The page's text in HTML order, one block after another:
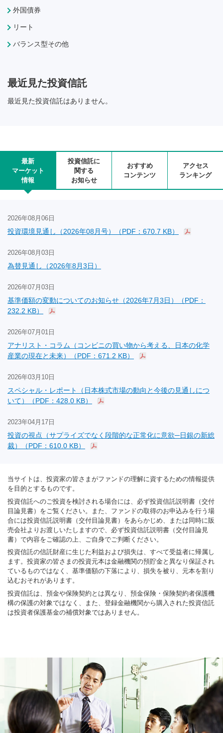
外国債券
リート
バランス型その他
最近見た投資信託
最近見た投資信託はありません。
最新
マーケット
情報
投資信託に
関する
お知らせ
おすすめ
コンテンツ
アクセス
ランキング
2026年08月06日
投資環境見通し（2026年08月号）（PDF：670.7 KB）
2026年08月03日
為替見通し（2026年8月3日）
2026年07月03日
基準価額の変動についてのお知らせ（2026年7月3日）（PDF：
232.2 KB）
2026年07月01日
アナリスト・コラム（コンビニの買い物から考える、日本の化学
産業の現在と未来）（PDF：671.2 KB）
2026年03月10日
スペシャル・レポート（日本株式市場の動向と今後の見通しにつ
いて）（PDF：428.0 KB）
2023年04月17日
投資の視点（サプライズでなく段階的な正常化に意欲─日銀の新総
裁）（PDF：610.0 KB）
当サイトは、投資家の皆さまがファンドの理解に資するための情報提供
を目的とするものです。
投資信託へのご投資を検討される場合には、必ず投資信託説明書（交付
目論見書）をご覧ください。また、ファンドの取得のお申込みを行う場
合には投資信託説明書（交付目論見書）をあらかじめ、または同時に販
売会社よりお渡しいたしますので、必ず投資信託説明書（交付目論見
書）で内容をご確認の上、ご自身でご判断ください。
投資信託の信託財産に生じた利益および損失は、すべて受益者に帰属し
ます。投資家の皆さまの投資元本は金融機関の預貯金と異なり保証され
ているものではなく、基準価額の下落により、損失を被り、元本を割り
込むおそれがあります。
投資信託は、預金や保険契約とは異なり、預金保険・保険契約者保護機
構の保護の対象ではなく、また、登録金融機関から購入された投資信託
は投資者保護基金の補償対象ではありません。